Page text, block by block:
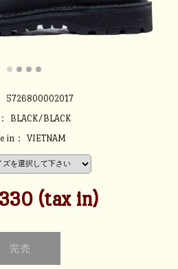
5726800002017
BLACK/BLACK
in：
VIETNAM
(tax in)